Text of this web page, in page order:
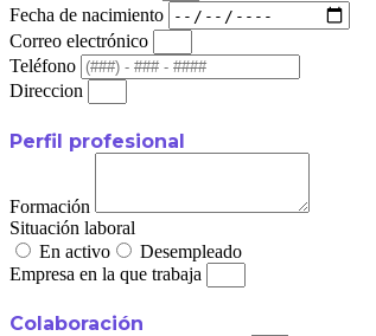
Fecha de nacimiento
Correo electrónico
Teléfono
Direccion
Perfil profesional
Formación
Situación laboral
En activo
Desempleado
Empresa en la que trabaja
Colaboración